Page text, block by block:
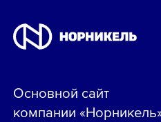
Основной сайт
компании